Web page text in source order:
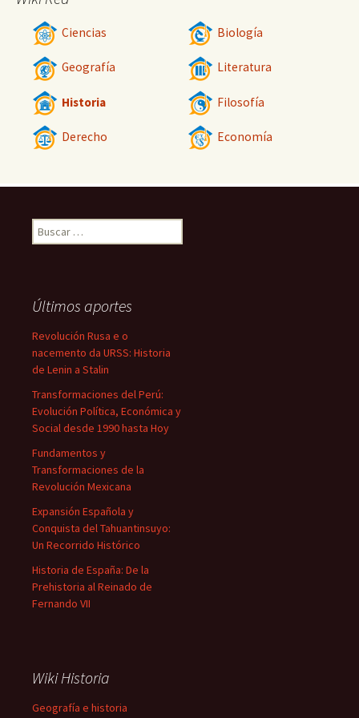
Ciencias Biología
Geografía Literatura
Historia Filosofía
Derecho Economía
Buscar:
Últimos aportes
Revolución Rusa e o
nacemento da URSS: Historia
de Lenin a Stalin
Transformaciones del Perú:
Evolución Política, Económica y
Social desde 1990 hasta Hoy
Fundamentos y
Transformaciones de la
Revolución Mexicana
Expansión Española y
Conquista del Tahuantinsuyo:
Un Recorrido Histórico
Historia de España: De la
Prehistoria al Reinado de
Fernando VII
Wiki Historia
Geografía e historia